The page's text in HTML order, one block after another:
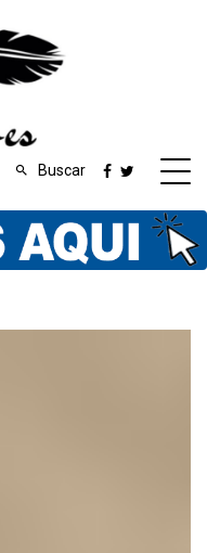
Buscar